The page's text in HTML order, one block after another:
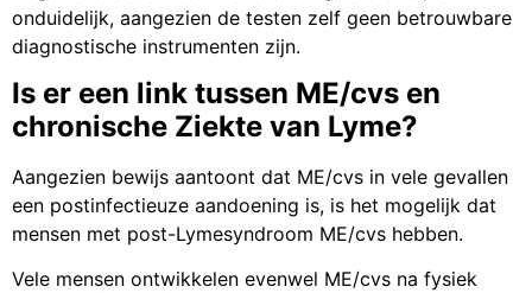
onduidelijk, aangezien de testen zelf geen betrouwbare
diagnostische instrumenten zijn.
Is er een link tussen ME/cvs en
chronische Ziekte van Lyme?
Aangezien bewijs aantoont dat ME/cvs in vele gevallen
een postinfectieuze aandoening is, is het mogelijk dat
mensen met post-Lymesyndroom ME/cvs hebben.
Vele mensen ontwikkelen evenwel ME/cvs na fysiek